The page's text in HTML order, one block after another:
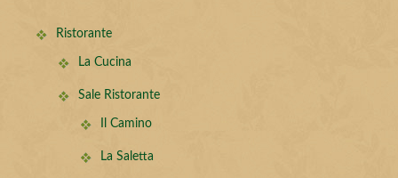
Ristorante
La Cucina
Sale Ristorante
Il Camino
La Saletta